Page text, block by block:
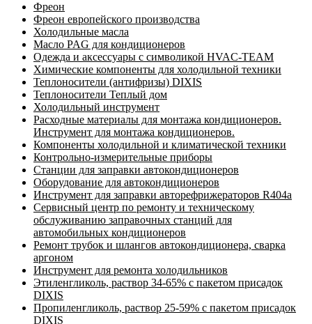
Фреон
Фреон европейского производства
Холодильные масла
Масло PAG для кондиционеров
Одежда и аксессуары с символикой HVAC-TEAM
Химические компоненты для холодильной техники
Теплоносители (антифризы) DIXIS
Теплоносители Теплый дом
Холодильный инструмент
Расходные материалы для монтажа кондиционеров.
Инструмент для монтажа кондиционеров.
Компоненты холодильной и климатической техники
Контрольно-измерительные приборы
Станции для заправки автокондиционеров
Оборудование для автокондиционеров
Инструмент для заправки авторефрижераторов R404a
Сервисный центр по ремонту и техническому
обслуживанию заправочных станций для
автомобильных кондиционеров
Ремонт трубок и шлангов автокондиционера, сварка
аргоном
Инструмент для ремонта холодильников
Этиленгликоль, раствор 34-65% с пакетом присадок
DIXIS
Пропиленгликоль, раствор 25-59% с пакетом присадок
DIXIS